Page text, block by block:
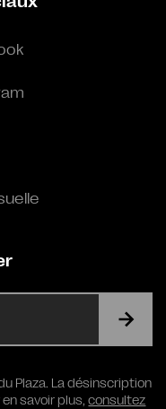
Plaza. La désinscription
savoir plus,consultez